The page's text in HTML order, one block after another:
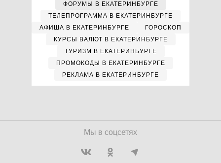
ФОРУМЫ В ЕКАТЕРИНБУРГЕ
ТЕЛЕПРОГРАММА В ЕКАТЕРИНБУРГЕ
АФИША В ЕКАТЕРИНБУРГЕ
ГОРОСКОП
КУРСЫ ВАЛЮТ В ЕКАТЕРИНБУРГЕ
ТУРИЗМ В ЕКАТЕРИНБУРГЕ
ПРОМОКОДЫ В ЕКАТЕРИНБУРГЕ
РЕКЛАМА В ЕКАТЕРИНБУРГЕ
Мы в соцсетях